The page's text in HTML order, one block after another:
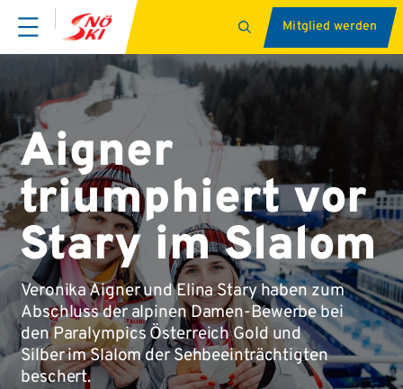
Mitglied werden
Aigner
triumphiert vor
Stary im Slalom
Veronika Aigner und Elina Stary haben zum
Abschluss der alpinen Damen-Bewerbe bei
den Paralympics Österreich Gold und
Silber im Slalom der Sehbeeinträchtigten
beschert.